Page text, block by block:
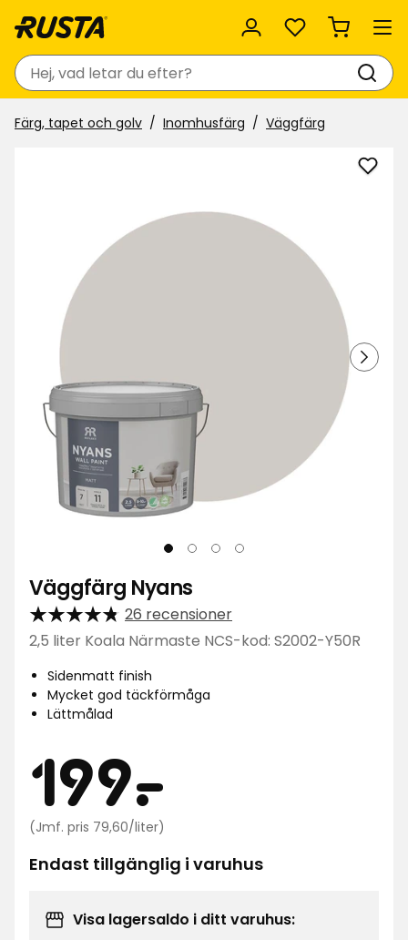
Favoriter
Sök
Färg, tapet och golv Inomhusfärg Väggfärg
Lägg
Väggfärg Nyans
26 recensioner
2,5 liter Koala Närmaste NCS-kod: S2002-Y50R
Sidenmatt finish
Mycket god täckförmåga
Lättmålad
Pris
199-
.
kr
(Jmf. pris 79,60/liter)
kr
/liter
Endast tillgänglig i varuhus
Visa lagersaldo i ditt varuhus: